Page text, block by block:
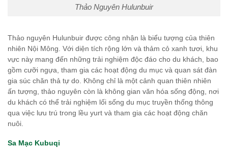
Thảo Nguyên Hulunbuir
Thảo nguyên Hulunbuir được công nhận là biểu tượng của thiên
nhiên Nội Mông. Với diện tích rộng lớn và thảm cỏ xanh tươi, khu
vực này mang đến những trải nghiệm độc đáo cho du khách, bao
gồm cưỡi ngựa, tham gia các hoạt động du mục và quan sát đàn
gia súc chăn thả tự do. Không chỉ là một cảnh quan thiên nhiên
ấn tượng, thảo nguyên còn là không gian văn hóa sống động, nơi
du khách có thể trải nghiệm lối sống du mục truyền thống thông
qua việc lưu trú trong lều yurt và tham gia các hoạt động chăn
nuôi.
Sa Mạc Kubuqi